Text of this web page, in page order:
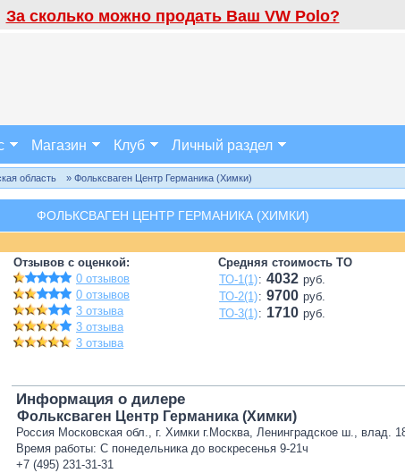
За сколько можно продать Ваш VW Polo?
Магазин Клуб Личный раздел
область » Фольксваген Центр Германика (Химки)
ФОЛЬКСВАГЕН ЦЕНТР ГЕРМАНИКА (ХИМКИ)
Отзывов с оценкой:
0 отзывов
0 отзывов
3 отзыва
3 отзыва
3 отзыва
Средняя стоимость ТО
ТО-1(1): 4032 руб.
ТО-2(1): 9700 руб.
ТО-3(1): 1710 руб.
Информация о дилере
Фольксваген Центр Германика (Химки)
Россия Московская обл., г. Химки г.Москва, Ленинградское ш., влад.
Время работы: С понедельника до воскресенья 9-21ч
+7 (495) 231-31-31